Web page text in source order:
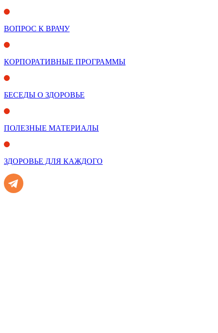
ВОПРОС К ВРАЧУ
КОРПОРАТИВНЫЕ ПРОГРАММЫ
БЕСЕДЫ О ЗДОРОВЬЕ
ПОЛЕЗНЫЕ МАТЕРИАЛЫ
ЗДОРОВЬЕ ДЛЯ КАЖДОГО